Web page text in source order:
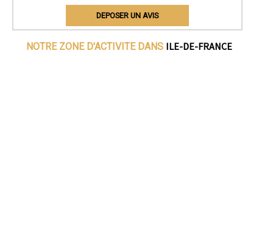
DEPOSER UN AVIS
NOTRE ZONE D'ACTIVITE DANS ILE-DE-FRANCE